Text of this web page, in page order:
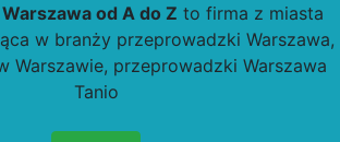
od A do Z to firma z miasta
w branży przeprowadzki Warszawa,
Warszawie, przeprowadzki Warszawa
Tanio